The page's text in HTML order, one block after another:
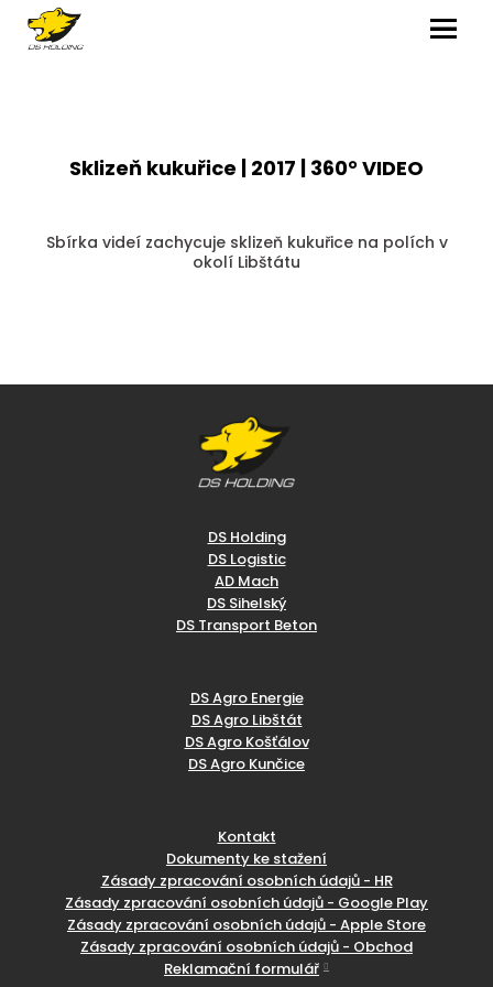
MENU
Sklizeň kukuřice | 2017 | 360° VIDEO
Sbírka videí zachycuje sklizeň kukuřice na polích v
okolí Libštátu
DS Holding
DS Logistic
AD Mach
DS Sihelský
DS Transport Beton
DS Agro Energie
DS Agro Libštát
DS Agro Košťálov
DS Agro Kunčice
Kontakt
Dokumenty ke stažení
Zásady zpracování osobních údajů - HR
Zásady zpracování osobních údajů - Google Play
Zásady zpracování osobních údajů - Apple Store
Zásady zpracování osobních údajů - Obchod
Reklamační formulář